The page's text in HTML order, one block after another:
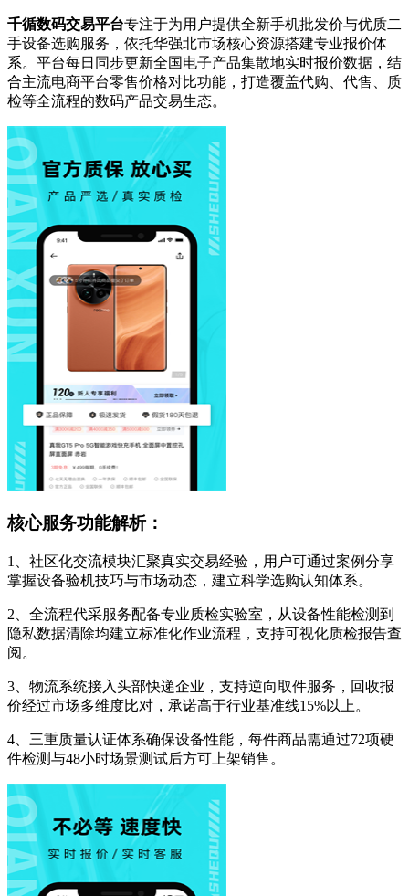
千循数码交易平台专注于为用户提供全新手机批发价与优质二
手设备选购服务，依托华强北市场核心资源搭建专业报价体
系。平台每日同步更新全国电子产品集散地实时报价数据，结
合主流电商平台零售价格对比功能，打造覆盖代购、代售、质
检等全流程的数码产品交易生态。
核心服务功能解析：
1、社区化交流模块汇聚真实交易经验，用户可通过案例分享
掌握设备验机技巧与市场动态，建立科学选购认知体系。
2、全流程代采服务配备专业质检实验室，从设备性能检测到
隐私数据清除均建立标准化作业流程，支持可视化质检报告查
阅。
3、物流系统接入头部快递企业，支持逆向取件服务，回收报
价经过市场多维度比对，承诺高于行业基准线15%以上。
4、三重质量认证体系确保设备性能，每件商品需通过72项硬
件检测与48小时场景测试后方可上架销售。